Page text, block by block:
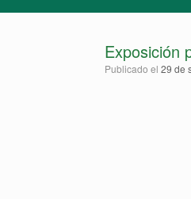
Exposición
Publicado el 29 de